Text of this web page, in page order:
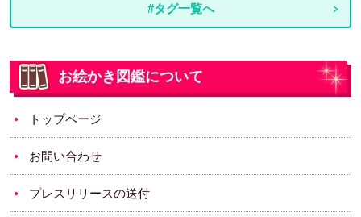
#タグ一覧へ
お絵かき図鑑について
トップページ
お問い合わせ
プレスリリースの送付